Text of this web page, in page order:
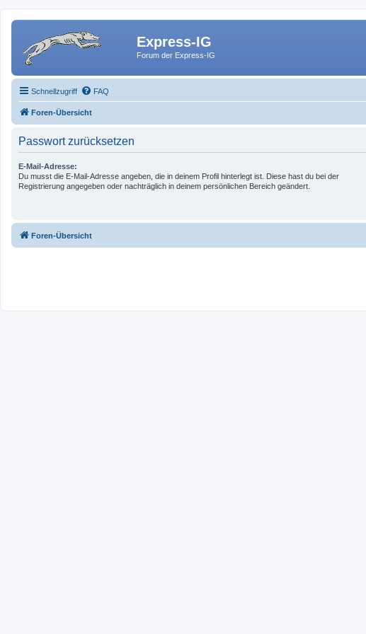
Express-IG
Forum der Express-IG
Schnellzugriff FAQ
Foren-Übersicht
Passwort zurücksetzen
E-Mail-Adresse:
Du musst die E-Mail-Adresse angeben, die in deinem Profil hinterlegt ist. Diese hast du bei der
Registrierung angegeben oder nachträglich in deinem persönlichen Bereich geändert.
Foren-Übersicht